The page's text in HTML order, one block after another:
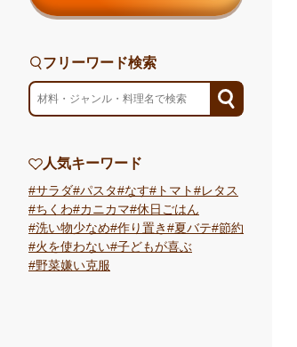
フリーワード検索
フリーワード検索
人気キーワード
サラダ パスタ なす トマト
レタス
ちくわ
カニカマ 休日ごはん
洗い物少なめ 作り置き 夏バテ 節約
火を使わない 子どもが喜ぶ
野菜嫌い克服